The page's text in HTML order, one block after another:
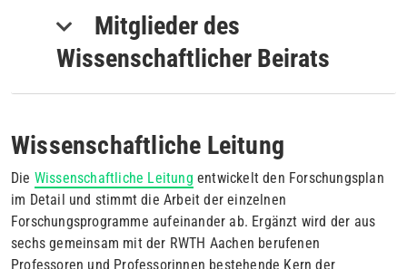
Mitglieder des
Wissenschaftlicher Beirats
Wissenschaftliche Leitung
Die Wissenschaftliche Leitung entwickelt den Forschungsplan
im Detail und stimmt die Arbeit der einzelnen
Forschungsprogramme aufeinander ab. Ergänzt wird der aus
sechs gemeinsam mit der RWTH Aachen berufenen
Professoren und Professorinnen bestehende Kern der